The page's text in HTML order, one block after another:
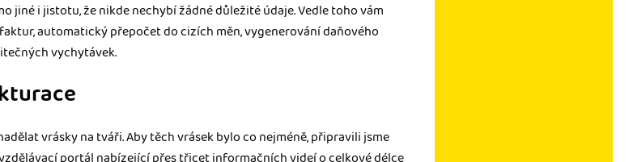
jiné i jistotu, že nikde nechybí žádné důležité údaje. Vedle toho vám
automatický přepočet do cizích měn, vygenerování daňového
vychytávek.
vrásky na tváři. Aby těch vrásek bylo co nejméně, připravili jsme